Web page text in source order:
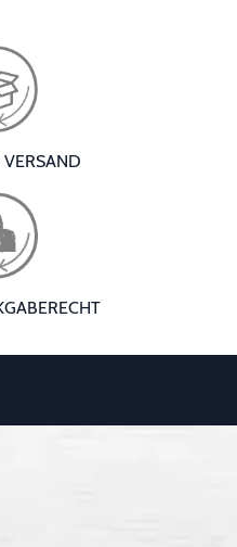
VERSAND